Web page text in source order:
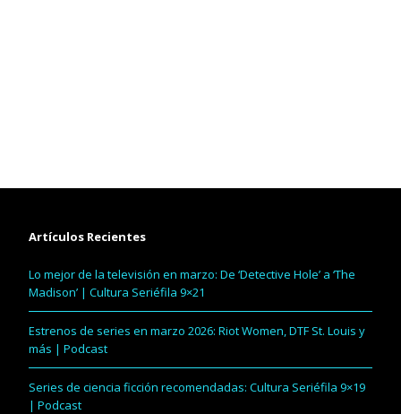
Artículos Recientes
Lo mejor de la televisión en marzo: De ‘Detective Hole’ a ‘The
Madison’ | Cultura Seriéfila 9×21
Estrenos de series en marzo 2026: Riot Women, DTF St. Louis y
más | Podcast
Series de ciencia ficción recomendadas: Cultura Seriéfila 9×19
| Podcast